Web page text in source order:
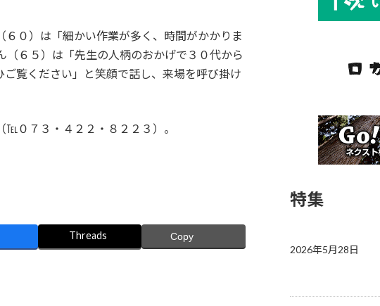
０）は「細かい作業が多く、時間がかかりま
６５）は「先生の人柄のおかげで３０代から
覧ください」と笑顔で話し、来場を呼び掛け
０７３・４２２・８２２３）。
Threads Copy
特集
2026年5月28日